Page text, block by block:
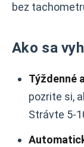
bez
Ako sa
Týždenné
pozrite si,
Strávte 5-